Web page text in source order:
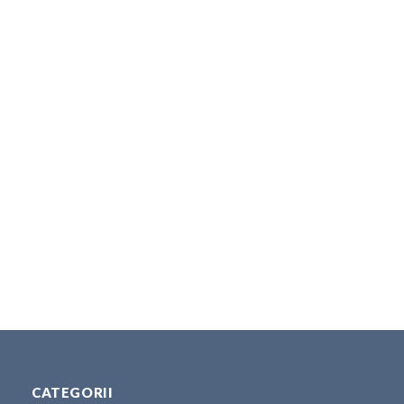
CATEGORII